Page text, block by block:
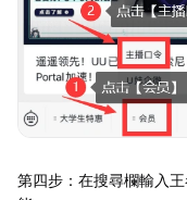
第四步：在搜尋欄輸入